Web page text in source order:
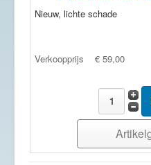
Nieuw, lichte schade
Verkoopprijs € 59,00